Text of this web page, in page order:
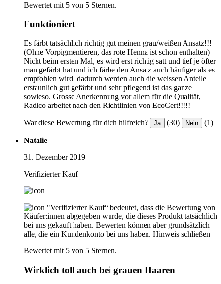
Bewertet mit 5 von 5 Sternen.
Funktioniert
Es färbt tatsächlich richtig gut meinen grau/weißen Ansatz!!!
(Ohne Vorpigmentieren, das rote Henna ist schon enthalten)
Nicht beim ersten Mal, es wird erst richtig satt und tief je öfter
man gefärbt hat und ich färbe den Ansatz auch häufiger als es
empfohlen wird, dadurch werden auch die weissen Anteile
erstaunlich gut gefärbt und sehr pflegend ist das ganze
sowieso. Grosse Anerkennung vor allem für die Qualität,
Radico arbeitet nach den Richtlinien von EcoCert!!!!!
War diese Bewertung für dich hilfreich? Ja (30) Nein (1)
Natalie
31. Dezember 2019
Verifizierter Kauf
"Verifizierter Kauf“ bedeutet, dass die Bewertung von
Käufer:innen abgegeben wurde, die dieses Produkt tatsächlich
bei uns gekauft haben. Bewerten können aber grundsätzlich
alle, die ein Kundenkonto bei uns haben. Hinweis schließen
Bewertet mit 5 von 5 Sternen.
Wirklich toll auch bei grauen Haaren